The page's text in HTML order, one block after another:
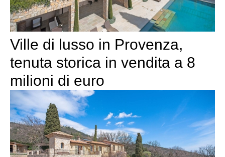
Ville di lusso in Provenza,
tenuta storica in vendita a 8
milioni di euro